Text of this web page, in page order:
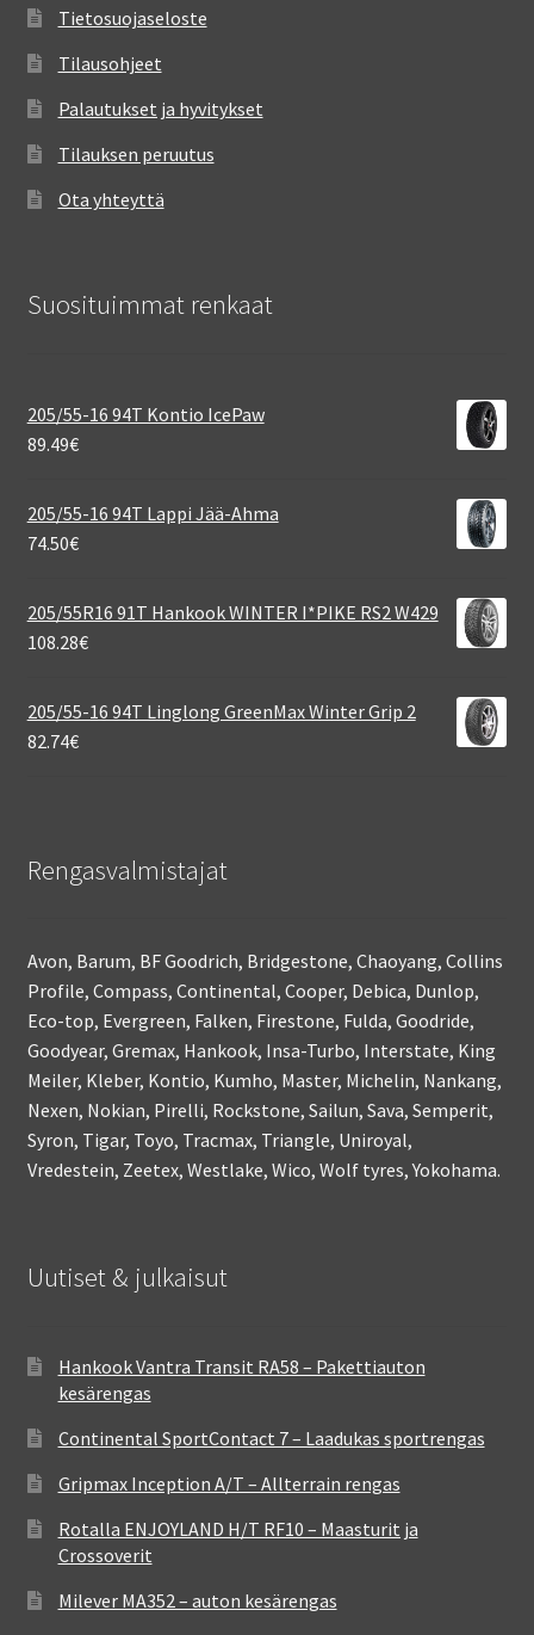
Tietosuojaseloste
Tilausohjeet
Palautukset ja hyvitykset
Tilauksen peruutus
Ota yhteyttä
Suosituimmat renkaat
205/55-16 94T Kontio IcePaw
89.49€
205/55-16 94T Lappi Jää-Ahma
74.50€
205/55R16 91T Hankook WINTER I*PIKE RS2 W429
108.28€
205/55-16 94T Linglong GreenMax Winter Grip 2
82.74€
Rengasvalmistajat
Avon, Barum, BF Goodrich, Bridgestone, Chaoyang, Collins
Profile, Compass, Continental, Cooper, Debica, Dunlop,
Eco-top, Evergreen, Falken, Firestone, Fulda, Goodride,
Goodyear, Gremax, Hankook, Insa-Turbo, Interstate, King
Meiler, Kleber, Kontio, Kumho, Master, Michelin, Nankang,
Nexen, Nokian, Pirelli, Rockstone, Sailun, Sava, Semperit,
Syron, Tigar, Toyo, Tracmax, Triangle, Uniroyal,
Vredestein, Zeetex, Westlake, Wico, Wolf tyres, Yokohama.
Uutiset & julkaisut
Hankook Vantra Transit RA58 – Pakettiauton
kesärengas
Continental SportContact 7 – Laadukas sportrengas
Gripmax Inception A/T – Allterrain rengas
Rotalla ENJOYLAND H/T RF10 – Maasturit ja
Crossoverit
Milever MA352 – auton kesärengas